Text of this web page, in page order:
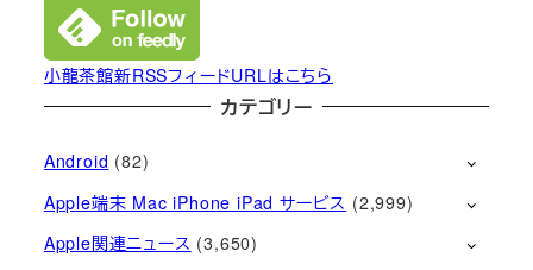
小龍茶館新RSSフィードURLはこちら
カテゴリー
Android (82)
Apple端末 Mac iPhone iPad サービス (2,999)
Apple関連ニュース (3,650)